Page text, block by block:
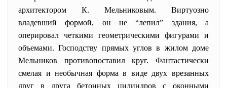
архитектором К. Мельниковым. Виртуозно
владевший формой, он не “лепил” здания, а
оперировал четкими геометрическими фигурами и
объемами. Господству прямых углов в жилом доме
Мельников противопоставил круг. Фантастически
смелая и необычная форма в виде двух врезанных
друг в друга бетонных цилиндров с оконными